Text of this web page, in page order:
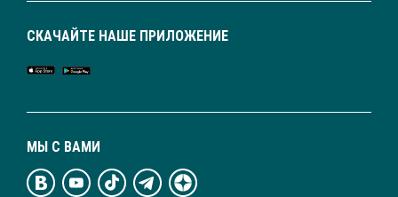
МЫ С ВАМИ
СКАЧАЙТЕ НАШЕ ПРИЛОЖЕНИЕ